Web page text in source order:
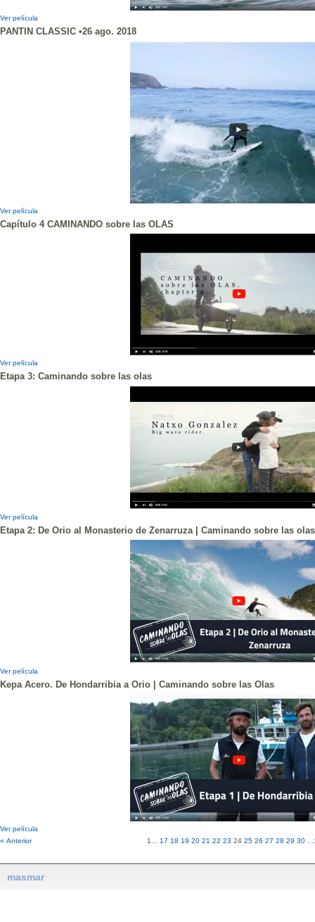
Ver película
PANTIN CLASSIC •26 ago. 2018
Ver película
Capítulo 4 CAMINANDO sobre las OLAS
Ver película
Etapa 3: Caminando sobre las olas
Ver película
Etapa 2: De Orio al Monasterio de Zenarruza | Caminando sobre las olas
Ver película
Kepa Acero. De Hondarribia a Orio | Caminando sobre las Olas
Ver película
« Anterior
1 17 18 19 20 21 22 23 24 25 26 27 28 29 30
masmar